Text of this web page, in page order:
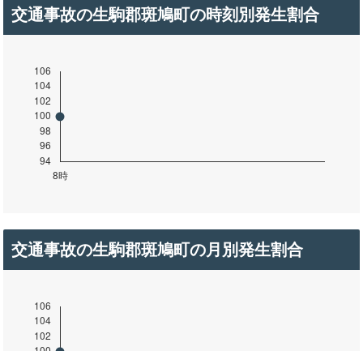
交通事故の生駒郡斑鳩町の時刻別発生割合
交通事故の生駒郡斑鳩町の月別発生割合